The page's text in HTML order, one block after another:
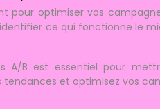
pour optimiser vos
ce qui fonctionne le
A/B est essentiel pour
tendances et optimisez vos